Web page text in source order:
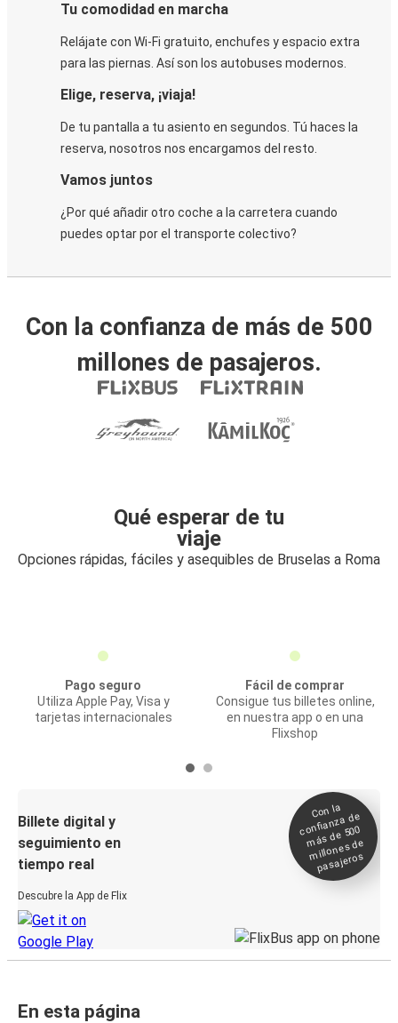
Tu comodidad en marcha
Relájate con Wi-Fi gratuito, enchufes y espacio extra
para las piernas. Así son los autobuses modernos.
Elige, reserva, ¡viaja!
De tu pantalla a tu asiento en segundos. Tú haces la
reserva, nosotros nos encargamos del resto.
Vamos juntos
¿Por qué añadir otro coche a la carretera cuando
puedes optar por el transporte colectivo?
Con la confianza de más de 500
millones de pasajeros.
Qué esperar de tu
viaje
Opciones rápidas, fáciles y asequibles de Bruselas a Roma
Pago seguro
Utiliza Apple Pay, Visa y
tarjetas internacionales
Fácil de comprar
Consigue tus billetes online,
en nuestra app o en una
Flixshop
Billete digital y
seguimiento en
tiempo real
Descubre la App de Flix
Con la
confianza de
más de 500
millones de
pasajeros
En esta página